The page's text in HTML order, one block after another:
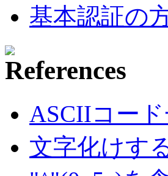
基本認証の
ASCIIコー
文字化けす